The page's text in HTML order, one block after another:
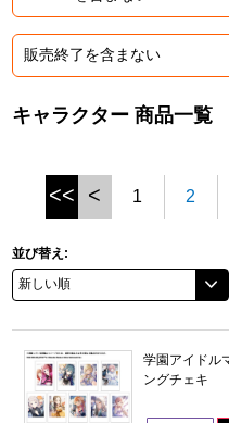
ラブライブ！スーパースター!!
アイドリッシュセブン
キャラクター 商品一覧
<< < 1 2
並び替え:
学園アイドル
ングチェキ